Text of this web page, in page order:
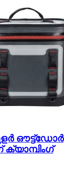
ഔട്ട്ഡോർ